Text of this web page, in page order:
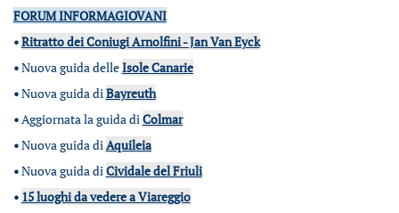
FORUM INFORMAGIOVANI
•Ritratto dei Coniugi Arnolfini - Jan Van Eyck
•Nuova guida delleIsole Canarie
•Nuova guida diBayreuth
•Aggiornata la guida diColmar
•Nuova guida diAquileia
•Nuova guida diCividale del Friuli
• 15 luoghi da vedere a Viareggio